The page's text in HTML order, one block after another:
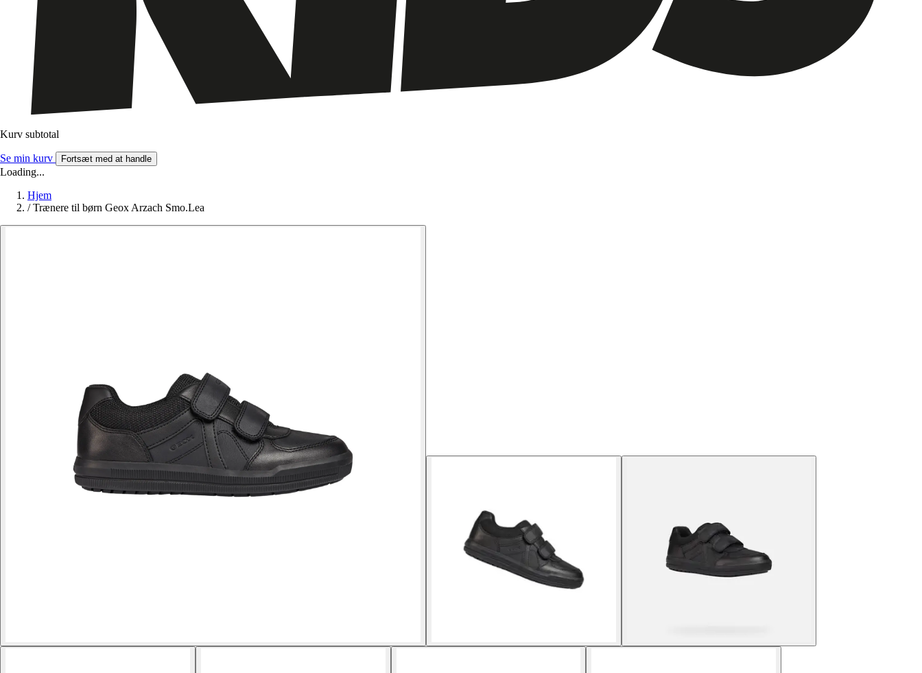
Kurv subtotal
Se min kurv Fortsæt med at handle
Loading...
Hjem
/ Trænere til børn Geox Arzach Smo.Lea